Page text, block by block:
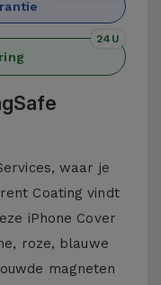
24U
waar je
Coating vindt
iPhone Cover
roze, blauwe
magneten